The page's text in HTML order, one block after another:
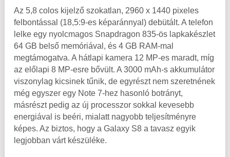
Az 5,8 colos kijelző szokatlan, 2960 x 1440 pixeles
felbontással (18,5:9-es képaránnyal) debütált. A telefon
lelke egy nyolcmagos Snapdragon 835-ös lapkakészlet
64 GB belső memóriával, és 4 GB RAM-mal
megtámogatva. A hátlapi kamera 12 MP-es maradt, míg
az előlapi 8 MP-esre bővült. A 3000 mAh-s akkumulátor
viszonylag kicsinek tűnik, de egyrészt nem szeretnének
még egyszer egy Note 7-hez hasonló botrányt,
másrészt pedig az új processzor sokkal kevesebb
energiával is beéri, mialatt nagyobb teljesítményre
képes. Az biztos, hogy a Galaxy S8 a tavasz egyik
legjobban várt készüléke.